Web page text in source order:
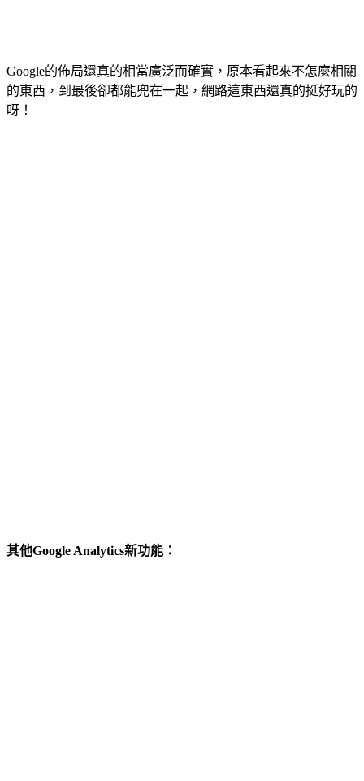
Google的佈局還真的相當廣泛而確實，原本看起來不怎麼相關
的東西，到最後卻都能兜在一起，網路這東西還真的挺好玩的
呀！
其他Google Analytics新功能：